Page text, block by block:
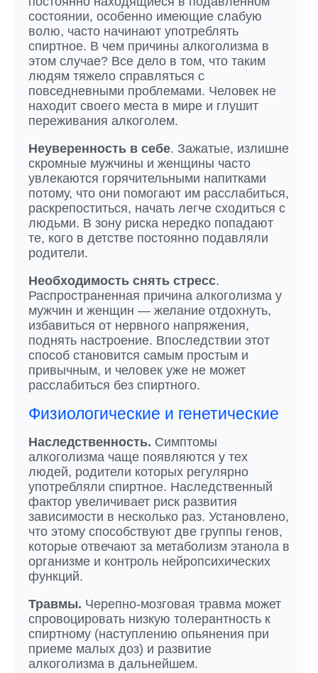
состоянии, особенно имеющие слабую
волю, часто начинают употреблять
спиртное. В чем причины алкоголизма в
этом случае? Все дело в том, что таким
людям тяжело справляться с
повседневными проблемами. Человек не
находит своего места в мире и глушит
переживания алкоголем.
Неуверенность в себе. Зажатые, излишне
скромные мужчины и женщины часто
увлекаются горячительными напитками
потому, что они помогают им расслабиться,
раскрепоститься, начать легче сходиться с
людьми. В зону риска нередко попадают
те, кого в детстве постоянно подавляли
родители.
Необходимость снять стресс.
Распространенная причина алкоголизма у
мужчин и женщин — желание отдохнуть,
избавиться от нервного напряжения,
поднять настроение. Впоследствии этот
способ становится самым простым и
привычным, и человек уже не может
расслабиться без спиртного.
Физиологические и генетические
Наследственность. Симптомы
алкоголизма чаще появляются у тех
людей, родители которых регулярно
употребляли спиртное. Наследственный
фактор увеличивает риск развития
зависимости в несколько раз. Установлено,
что этому способствуют две группы генов,
которые отвечают за метаболизм этанола в
организме и контроль нейропсихических
функций.
Травмы. Черепно-мозговая травма может
спровоцировать низкую толерантность к
спиртному (наступлению опьянения при
приеме малых доз) и развитие
алкоголизма в дальнейшем.